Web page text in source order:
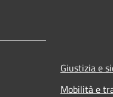
Giustizia e
Mobilità e